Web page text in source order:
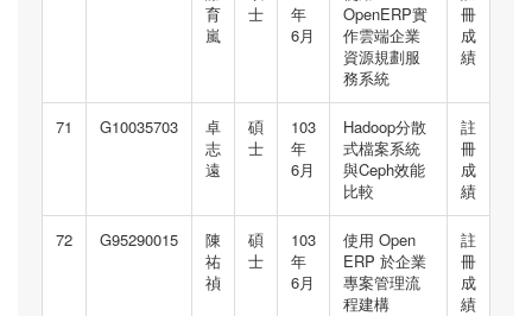
育
嵐
士
年
6月
OpenERP實
作雲端企業
資源規劃服
務系統
冊
成
績
71 G10035703
卓
志
遠
碩
士
103
年
6月
Hadoop分散
式檔案系統
與Ceph效能
比較
註
冊
成
績
72 G95290015
陳
祐
禎
碩
士
103
年
6月
使用 Open
ERP 於企業
專案管理流
程建構
註
冊
成
績